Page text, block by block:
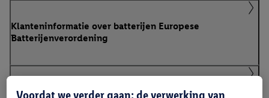
Klanteninformatie over batterijen Europese
Batterijenverordening
Handleidingen en downloads
Voordat we verder gaan: de verwerking van